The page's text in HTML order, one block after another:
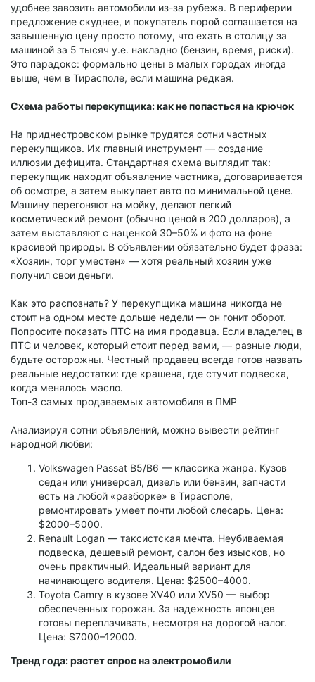
удобнее завозить автомобили из-за рубежа. В периферии
предложение скуднее, и покупатель порой соглашается на
завышенную цену просто потому, что ехать в столицу за
машиной за 5 тысяч у.е. накладно (бензин, время, риски).
Это парадокс: формально цены в малых городах иногда
выше, чем в Тирасполе, если машина редкая.
Схема работы перекупщика: как не попасться на крючок
На приднестровском рынке трудятся сотни частных
перекупщиков. Их главный инструмент — создание
иллюзии дефицита. Стандартная схема выглядит так:
перекупщик находит объявление частника, договаривается
об осмотре, а затем выкупает авто по минимальной цене.
Машину перегоняют на мойку, делают легкий
косметический ремонт (обычно ценой в 200 долларов), а
затем выставляют с наценкой 30–50% и фото на фоне
красивой природы. В объявлении обязательно будет фраза:
«Хозяин, торг уместен» — хотя реальный хозяин уже
получил свои деньги.
Как это распознать? У перекупщика машина никогда не
стоит на одном месте дольше недели — он гонит оборот.
Попросите показать ПТС на имя продавца. Если владелец в
ПТС и человек, который стоит перед вами, — разные люди,
будьте осторожны. Честный продавец всегда готов назвать
реальные недостатки: где крашена, где стучит подвеска,
когда менялось масло.
Топ-3 самых продаваемых автомобиля в ПМР
Анализируя сотни объявлений, можно вывести рейтинг
народной любви:
Volkswagen Passat B5/B6 — классика жанра. Кузов
седан или универсал, дизель или бензин, запчасти
есть на любой «разборке» в Тирасполе,
ремонтировать умеет почти любой слесарь. Цена:
$2000–5000.
Renault Logan — таксистская мечта. Неубиваемая
подвеска, дешевый ремонт, салон без изысков, но
очень практичный. Идеальный вариант для
начинающего водителя. Цена: $2500–4000.
Toyota Camry в кузове XV40 или XV50 — выбор
обеспеченных горожан. За надежность японцев
готовы переплачивать, несмотря на дорогой налог.
Цена: $7000–12000.
Тренд года: растет спрос на электромобили